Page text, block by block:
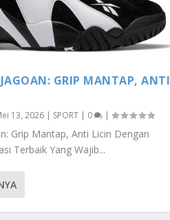
JAGOAN: GRIP MANTAP, ANTI
13, 2026| SPORT| 0 |
Grip Mantap, Anti Licin Dengan
Terbaik Yang Wajib...